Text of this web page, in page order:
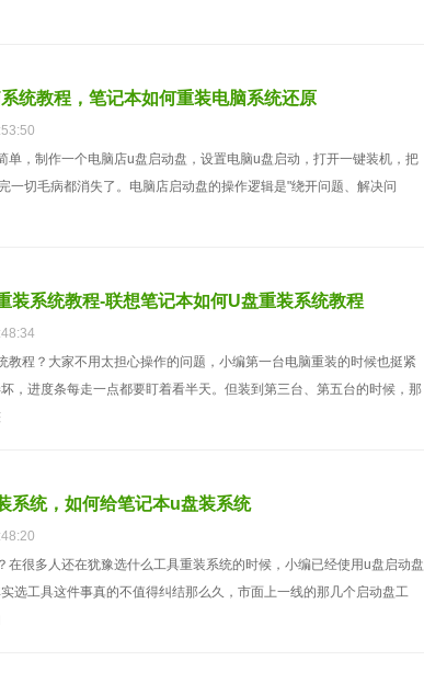
统教程，笔记本如何重装电脑系统还原
单，制作一个电脑店u盘启动盘，设置电脑u盘启动，打开一键装机，把
一切毛病都消失了。电脑店启动盘的操作逻辑是"绕开问题、解决问
装系统教程-联想笔记本如何U盘重装系统教程
教程？大家不用太担心操作的问题，小编第一台电脑重装的时候也挺紧
，进度条每走一点都要盯着看半天。但装到第三台、第五台的时候，那
系统，如何给笔记本u盘装系统
在很多人还在犹豫选什么工具重装系统的时候，小编已经使用u盘启动盘
选工具这件事真的不值得纠结那么久，市面上一线的那几个启动盘工